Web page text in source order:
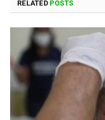
RELATEDPOSTS